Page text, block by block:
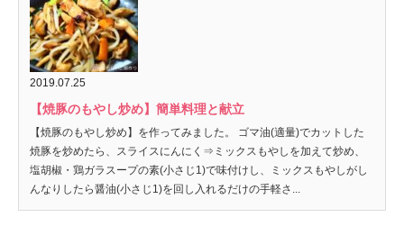
2019.07.25
【焼豚のもやし炒め】簡単料理と献立
【焼豚のもやし炒め】を作ってみました。 ゴマ油(適量)でカットした
焼豚を炒めたら、スライスにんにく⇒ミックスもやしを加えて炒め、
塩胡椒・鶏ガラスープの素(小さじ1)で味付けし、ミックスもやしがし
んなりしたら醤油(小さじ1)を回し入れるだけの手軽さ...